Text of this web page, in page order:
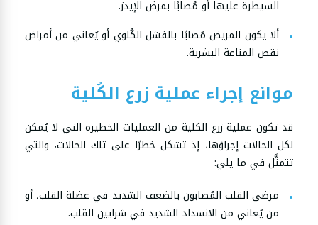
السيطرة عليها أو مُصابًا بمرض الإيدز.
ألا يكون المريض مُصابًا بالفشل الكُلوي أو يُعاني من أمراض
نقص المناعة البشرية.
موانع إجراء عملية زرع الكُلية
قد تكون عملية زرع الكلية من العمليات الخطيرة التي لا يُمكن
لكل الحالات إجراؤها، إذ تشكل خطرًا على تلك الحالات، والتي
تتمثَّل في ما يلي:
مرضى القلب المُصابون بالضعف الشديد في عضلة القلب، أو
من يُعاني من الانسداد الشديد في شرايين القلب.